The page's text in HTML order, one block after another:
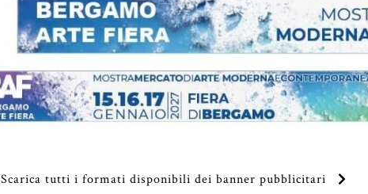
Scarica tutti i formati disponibili dei banner pubblicitari